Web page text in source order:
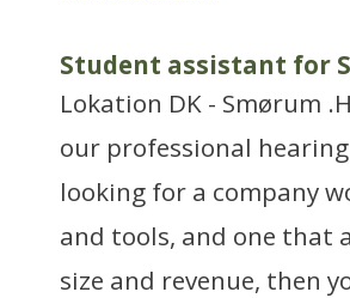
Student assistant for
Lokation DK - Smørum
our professional
looking for a company
and tools, and one that
size and revenue, then